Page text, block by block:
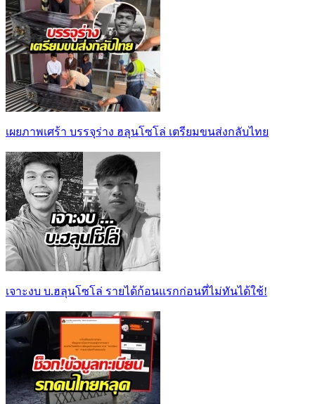
เผยภาพเศร้า บรรจุร่าง ฮลุนโซโล่ เตรียมขนส่งกลับไทย
เจาะงบ บ.ฮลุนโซโล่ รายได้ก้อนแรกก่อนที่ไม่ทันได้ใช้!